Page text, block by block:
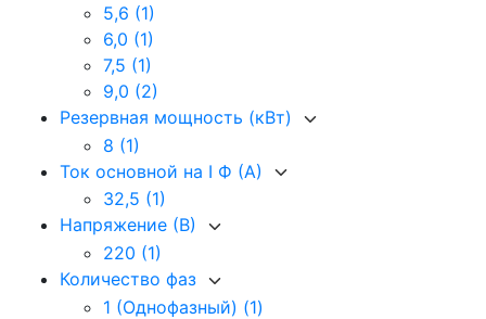
5,6 (1)
6,0 (1)
7,5 (1)
9,0 (2)
Резервная мощность (кВт)
8 (1)
Ток основной на I Ф (А)
32,5 (1)
Напряжение (В)
220 (1)
Количество фаз
1 (Однофазный) (1)